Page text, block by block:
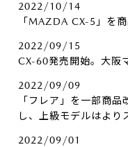
2022/10/14
「MAZDA CX-5」を
2022/09/15
CX-60発売開始。大阪
2022/09/09
「フレア」を一部商
し、上級モデルはより
2022/09/01